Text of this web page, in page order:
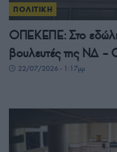
ΠΟΛΙΤΙΚΗ
ΟΠΕΚΕΠΕ: Στο
βουλευτές της ΝΔ –
22/07/2026 - 1:17μμ